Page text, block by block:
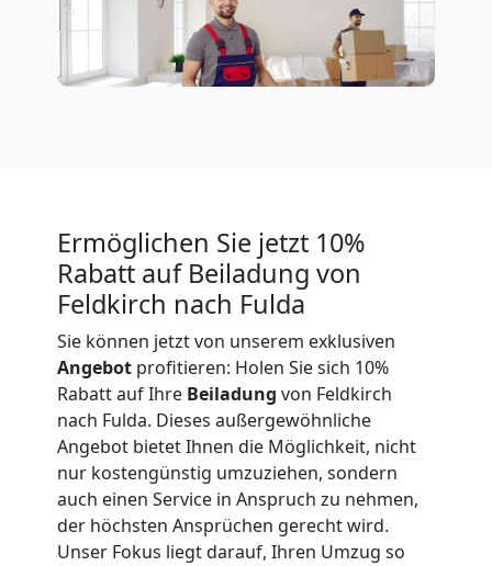
Ermöglichen Sie jetzt 10%
Rabatt auf Beiladung von
Feldkirch nach Fulda
Sie können jetzt von unserem exklusiven
Angebot profitieren: Holen Sie sich 10%
Rabatt auf Ihre Beiladung von Feldkirch
nach Fulda. Dieses außergewöhnliche
Angebot bietet Ihnen die Möglichkeit, nicht
nur kostengünstig umzuziehen, sondern
auch einen Service in Anspruch zu nehmen,
der höchsten Ansprüchen gerecht wird.
Unser Fokus liegt darauf, Ihren Umzug so
Feldkirch
Tragehilfe
Feldkirch
Kleiner
Umzug
Feldkirch